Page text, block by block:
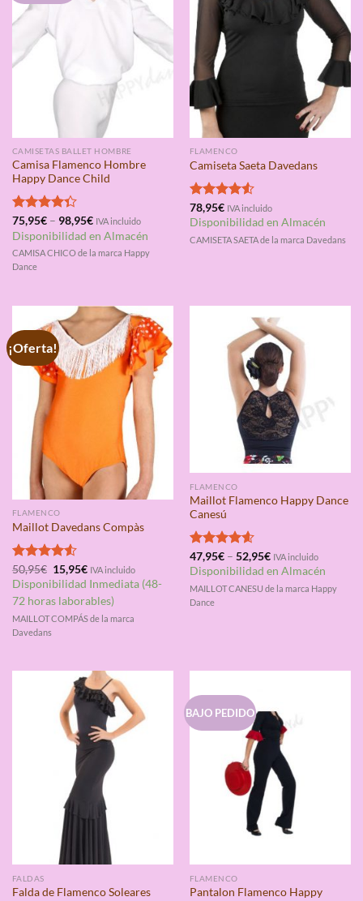
CAMISETAS BALLET HOMBRE
Camisa Flamenco Hombre
Happy Dance Child
Valorado
con4.33
de 5
75,95€– 98,95€ IVA incluido
Disponibilidad en Almacén
CAMISA CHICO de la marca Happy
Dance
FLAMENCO
Camiseta Saeta Davedans
Valorado
con4.50
78,95€ IVA incluido
Disponibilidad en Almacén
CAMISETA SAETA de la marca Davedans
¡Oferta!
FLAMENCO
Maillot Davedans Compàs
Valorado
con4.50
de 5
50,95€ El
precio
original
era:
50,95€.
15,95€El
precio
actual
es:
15,95€.
IVA incluido
Disponibilidad Inmediata (48-
72 horas laborables)
MAILLOT COMPÁS de la marca
Davedans
FLAMENCO
Maillot Flamenco Happy Dance
Canesú
Valorado
con4.60
47,95€– 52,95€ IVA incluido
Disponibilidad en Almacén
MAILLOT CANESU de la marca Happy
Dance
FALDAS
Falda de Flamenco Soleares
BAJO PEDIDO
FLAMENCO
Pantalon Flamenco Happy